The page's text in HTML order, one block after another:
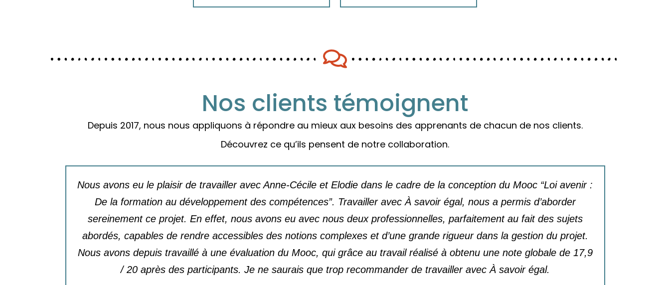
Nos clients témoignent
Depuis 2017, nous nous appliquons à répondre au mieux aux besoins des apprenants de chacun de nos clients.
Découvrez ce qu’ils pensent de notre collaboration.
Nous avons eu le plaisir de travailler avec Anne-Cécile et Elodie dans le cadre de la conception du Mooc “Loi avenir :
De la formation au développement des compétences”. Travailler avec À savoir égal, nous a permis d’aborder
sereinement ce projet. En effet, nous avons eu avec nous deux professionnelles, parfaitement au fait des sujets
abordés, capables de rendre accessibles des notions complexes et d’une grande rigueur dans la gestion du projet.
Nous avons depuis travaillé à une évaluation du Mooc, qui grâce au travail réalisé à obtenu une note globale de 17,9
/ 20 après des participants. Je ne saurais que trop recommander de travailler avec À savoir égal.